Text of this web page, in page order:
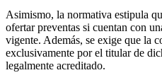
Asimismo, la normativa estipula
ofertar preventas si cuentan con
vigente. Además, se exige que la
exclusivamente por el titular de
legalmente acreditado.